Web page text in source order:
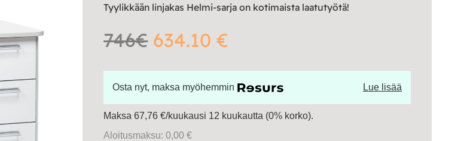
Tyylikkään linjakas Helmi-sarja on kotimaista laatutyötä!
746€634.10 €
Osta nyt, maksa myöhemmin Lue lisää
Maksa 67,76 €/kuukausi 12 kuukautta (0% korko).
Aloitusmaksu: 0,00 €